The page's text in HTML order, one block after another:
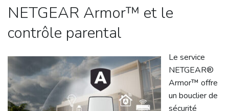
NETGEAR Armor™ et le
contrôle parental
Le service
NETGEAR®
Armor™ offre
un bouclier de
sécurité